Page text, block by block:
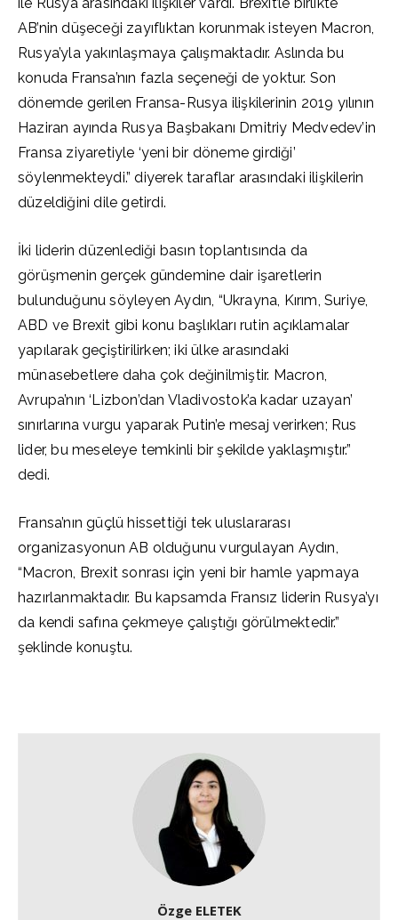
AB’nin düşeceği zayıflıktan korunmak isteyen Macron,
Rusya’yla yakınlaşmaya çalışmaktadır. Aslında bu
konuda Fransa’nın fazla seçeneği de yoktur. Son
dönemde gerilen Fransa-Rusya ilişkilerinin 2019 yılının
Haziran ayında Rusya Başbakanı Dmitriy Medvedev’in
Fransa ziyaretiyle ‘yeni bir döneme girdiği’
söylenmekteydi.” diyerek taraflar arasındaki ilişkilerin
düzeldiğini dile getirdi.
İki liderin düzenlediği basın toplantısında da
görüşmenin gerçek gündemine dair işaretlerin
bulunduğunu söyleyen Aydın, “Ukrayna, Kırım, Suriye,
ABD ve Brexit gibi konu başlıkları rutin açıklamalar
yapılarak geçiştirilirken; iki ülke arasındaki
münasebetlere daha çok değinilmiştir. Macron,
Avrupa’nın ‘Lizbon’dan Vladivostok’a kadar uzayan’
sınırlarına vurgu yaparak Putin’e mesaj verirken; Rus
lider, bu meseleye temkinli bir şekilde yaklaşmıştır.”
dedi.
Fransa’nın güçlü hissettiği tek uluslararası
organizasyonun AB olduğunu vurgulayan Aydın,
“Macron, Brexit sonrası için yeni bir hamle yapmaya
hazırlanmaktadır. Bu kapsamda Fransız liderin Rusya’yı
da kendi safına çekmeye çalıştığı görülmektedir.”
şeklinde konuştu.
Özge ELETEK